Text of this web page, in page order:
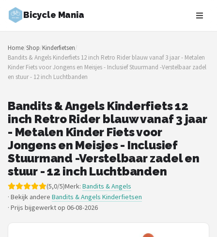
Bicycle Mania
Zoeken
NAVIGATIE
Shop
Blog
Kinderfietsen
Stadsfietsen
Elektrische fietsen
Home/Shop/Kinderfietsen/
Bandits & Angels Kinderfiets 12 inch Retro Rider blauw vanaf 3 jaar - Metalen
Kinder Fiets voor Jongens en Meisjes - Inclusief Stuurmand -Verstelbaar zadel
en stuur - 12 inch Luchtbanden
Bandits & Angels Kinderfiets 12
inch Retro Rider blauw vanaf 3 jaar
- Metalen Kinder Fiets voor
Jongens en Meisjes - Inclusief
Stuurmand -Verstelbaar zadel en
stuur - 12 inch Luchtbanden
(5,0/5)Merk: Bandits & Angels
· Bekijk andere Bandits & Angels Kinderfietsen
· Prijs bijgewerkt op 06-08-2026